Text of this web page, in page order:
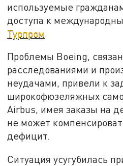
используемые
доступа к
Турпром.
Проблемы Boeing,
расследованиями и
неудачами, привели к
широкофюзеляжных
Airbus, имея заказы на
не может
дефицит.
Ситуация усугубилась